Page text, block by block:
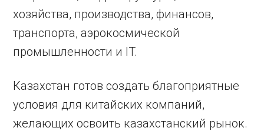
хозяйства, производства, финансов,
транспорта, аэрокосмической
промышленности и IT.
Казахстан готов создать благоприятные
условия для китайских компаний,
желающих освоить казахстанский рынок.